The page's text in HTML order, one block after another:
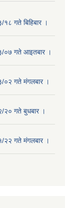
गते बिहिबार ।
०७ गते आइतबार ।
०२ गते मंगलबार ।
२० गते बुधबार ।
२२ गते मंगलबार ।